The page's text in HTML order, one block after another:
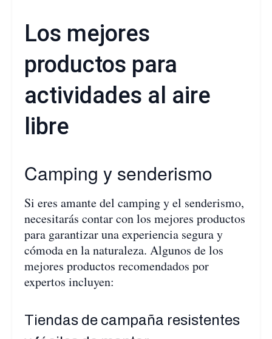
Los mejores
productos para
actividades al aire
libre
Camping y senderismo
Si eres amante del camping y el senderismo,
necesitarás contar con los mejores productos
para garantizar una experiencia segura y
cómoda en la naturaleza. Algunos de los
mejores productos recomendados por
expertos incluyen:
Tiendas de campaña resistentes